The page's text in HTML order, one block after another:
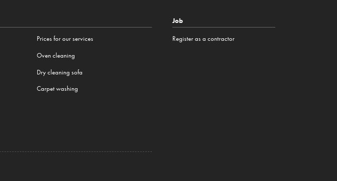
Prices for our services
Oven cleaning
Dry cleaning sofa
Carpet washing
Job
Register as a contractor